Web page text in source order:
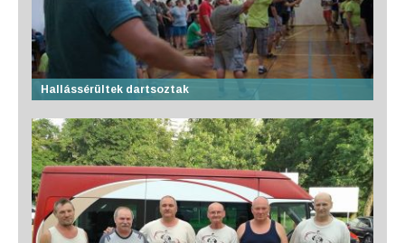
Hallássérültek dartsoztak